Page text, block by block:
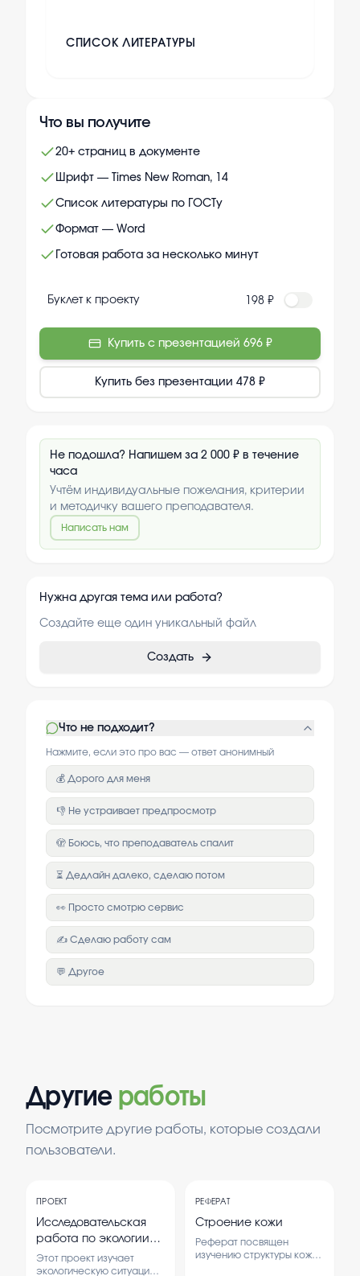
СПИСОК ЛИТЕРАТУРЫ
Что вы получите
20+ страниц в документе
Шрифт — Times New Roman, 14
Список литературы по ГОСТу
Формат — Word
Готовая работа за несколько минут
Буклет к проекту 198 ₽
Купить с презентацией 696 ₽
Купить без презентации 478 ₽
Не подошла? Напишем за 2 000 ₽ в течение
часа
Учтём индивидуальные пожелания, критерии
и методичку вашего преподавателя.
Написать нам
Нужна другая тема или работа?
Создайте еще один уникальный файл
Создать
Что не подходит?
Нажмите, если это про вас — ответ анонимный
💰 Дорого для меня
👎 Не устраивает предпросмотр
🫣 Боюсь, что преподаватель спалит
⏳ Дедлайн далеко, сделаю потом
👀 Просто смотрю сервис
✍️ Сделаю работу сам
💬 Другое
Другие работы
Посмотрите другие работы, которые создали
пользователи.
ПРОЕКТ
Исследовательская
работа по экологии
для 9 класса на тему
"Экология нашего
Этот проект изучает
экологическую ситуацию в
РЕФЕРАТ
Строение кожи
Реферат посвящен
изучению структуры кожи,